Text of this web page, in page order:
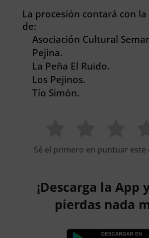
La procesión contará con la
de:
Asociación Cultural
Pejina.
La Peña El Ruido.
Los Pejinos.
Tío Simón.
Sé el primero en puntuar este
¡Descarga la App
pierdas nada